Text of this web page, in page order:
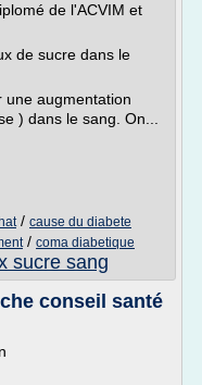
de l'ACVIM et
de sucre dans le
une augmentation
) dans le sang. On...
/ cause du diabete
/ coma diabetique
sucre sang
conseil santé